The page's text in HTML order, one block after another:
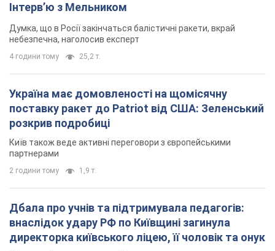
Інтерв’ю з Мельником
Думка, що в Росії закінчаться балістичні ракети, вкрай
небезпечна, наголосив експерт
4 години тому 25,2 т.
Україна має домовленості на щомісячну
поставку ракет до Patriot від США: Зеленський
розкрив подробиці
Київ також веде активні переговори з європейськими
партнерами
2 години тому 1,9 т.
Дбала про учнів та підтримувала педагогів:
внаслідок удару РФ по Київщині загинула
директорка київського ліцею, її чоловік та онук